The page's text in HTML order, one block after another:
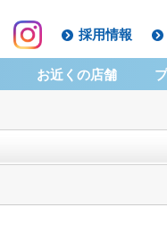
採用情報
お近くの店舗